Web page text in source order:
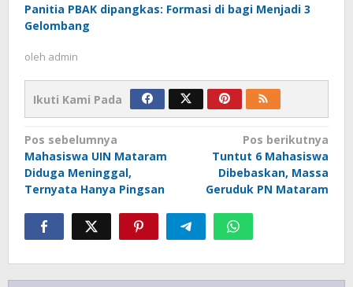
Panitia PBAK dipangkas: Formasi di bagi Menjadi 3
Gelombang
oleh admin
Ikuti Kami Pada
Navigasi
pos
Pos sebelumnya
Mahasiswa UIN Mataram
Diduga Meninggal,
Ternyata Hanya Pingsan
Pos berikutnya
Tuntut 6 Mahasiswa
Dibebaskan, Massa
Geruduk PN Mataram